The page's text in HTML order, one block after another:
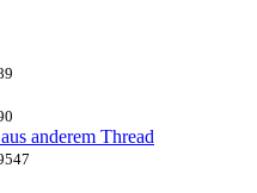
anderem Thread